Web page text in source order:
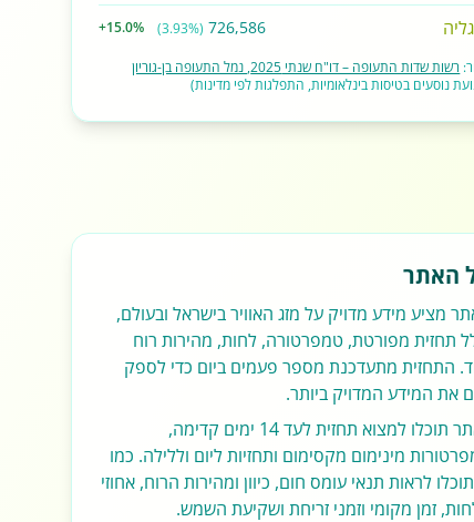
726,586
(3.93%)
+15.0%
רשות שדות התעופה – דו"ח שנתי 2025, נמל התעופה בן-גוריון
נוסעים בטיסות בינלאומיות, התפלגות לפי מדינות)
האתר
מציע מידע מדויק על מזג האוויר בישראל ובעולם,
תחזית מפורטת, טמפרטורה, לחות, מהירות רוח
התחזית מתעדכנת מספר פעמים ביום כדי לספק
את המידע המדויק ביותר.
באתר תוכלו למצוא תחזית לעד 14 ימים קדימה,
מינימום מקסימום ותחזיות ליום וללילה. כמו
לראות תנאי עומס חום, כיוון ומהירות הרוח, אחוזי
זמן מקומי וזמני זריחת ושקיעת השמש.